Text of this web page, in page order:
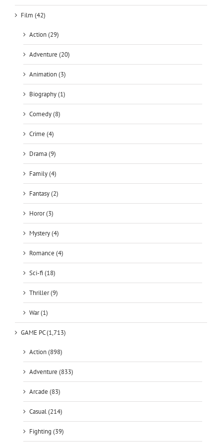
Film (42)
Action (29)
Adventure (20)
Animation (3)
Biography (1)
Comedy (8)
Crime (4)
Drama (9)
Family (4)
Fantasy (2)
Horor (3)
Mystery (4)
Romance (4)
Sci-fi (18)
Thriller (9)
War (1)
GAME PC (1,713)
Action (898)
Adventure (833)
Arcade (83)
Casual (214)
Fighting (39)